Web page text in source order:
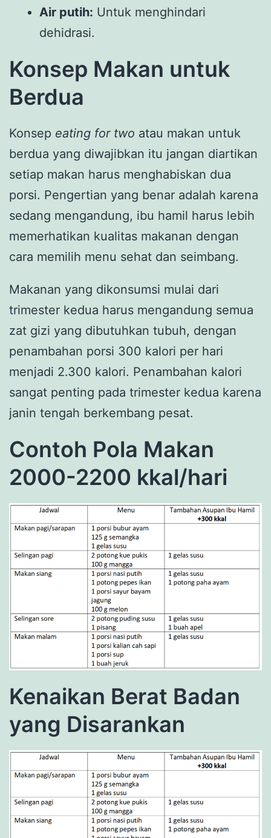
Air putih: Untuk menghindari
dehidrasi.
Konsep Makan untuk
Berdua
Konsep eating for two atau makan untuk
berdua yang diwajibkan itu jangan diartikan
setiap makan harus menghabiskan dua
porsi. Pengertian yang benar adalah karena
sedang mengandung, ibu hamil harus lebih
memerhatikan kualitas makanan dengan
cara memilih menu sehat dan seimbang.
Makanan yang dikonsumsi mulai dari
trimester kedua harus mengandung semua
zat gizi yang dibutuhkan tubuh, dengan
penambahan porsi 300 kalori per hari
menjadi 2.300 kalori. Penambahan kalori
sangat penting pada trimester kedua karena
janin tengah berkembang pesat.
Contoh Pola Makan
2000-2200 kkal/hari
Kenaikan Berat Badan
yang Disarankan